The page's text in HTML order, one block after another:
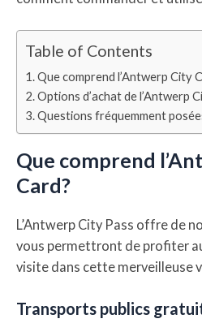
Table of Contents
Que comprend l’Antwerp City
Options d’achat de l’Antwerp
Questions fréquemment
Que comprend
Card?
L’Antwerp City Pass offre de
vous permettront de profiter
visite dans cette merveilleuse
Transports publics